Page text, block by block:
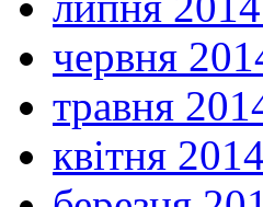
червня
травня
квітня